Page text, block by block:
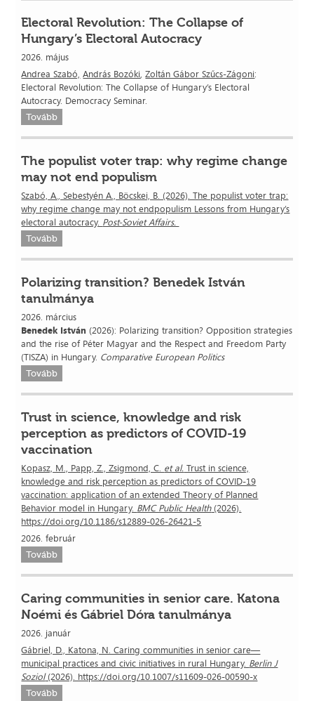
Electoral Revolution: The Collapse of
Hungary’s Electoral Autocracy
2026. május
Andrea Szabó, András Bozóki,Zoltán Gábor Szűcs-Zágoni:
Electoral Revolution: The Collapse of Hungary’s Electoral
Autocracy. Democracy Seminar.
Tovább
The populist voter trap: why regime change
may not end populism
Szabó, A., Sebestyén A., Böcskei, B. (2026). The populist voter trap:
why regime change may not endpopulism Lessons from Hungary’s
electoral autocracy. Post-Soviet Affairs.
Tovább
Polarizing transition? Benedek István
tanulmánya
2026. március
Benedek István (2026): Polarizing transition? Opposition strategies
and the rise of Péter Magyar and the Respect and Freedom Party
(TISZA) in Hungary. Comparative European Politics
Tovább
Trust in science, knowledge and risk
perception as predictors of COVID-19
vaccination
Kopasz, M., Papp, Z., Zsigmond, C. et al. Trust in science,
knowledge and risk perception as predictors of COVID-19
vaccination: application of an extended Theory of Planned
Behavior model in Hungary. BMC Public Health(2026).
https://doi.org/10.1186/s12889-026-26421-5
2026. február
Tovább
Caring communities in senior care. Katona
Noémi és Gábriel Dóra tanulmánya
2026. január
Gábriel, D., Katona, N. Caring communities in senior care—
municipal practices and civic initiatives in rural Hungary. Berlin J
Soziol(2026). https://doi.org/10.1007/s11609-026-00590-x
Tovább